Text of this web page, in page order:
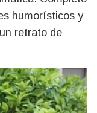
humorísticos y
retrato de